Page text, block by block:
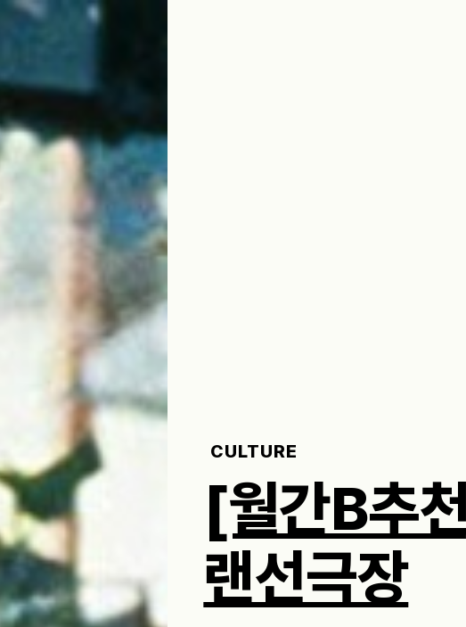
CULTURE
[월간B추
랜선극장